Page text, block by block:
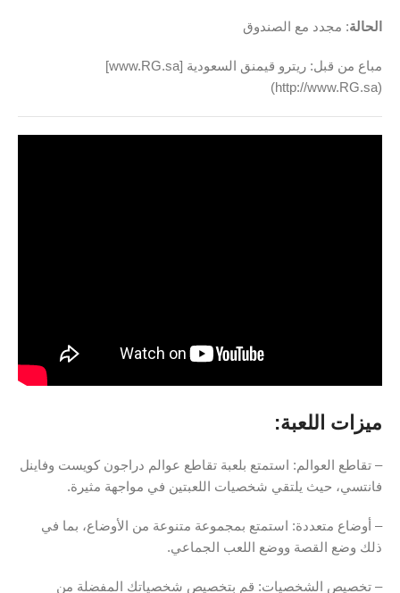
الحالة: مجدد مع الصندوق
مباع من قبل: ريترو قيمنق السعودية [www.RG.sa]
(http://www.RG.sa)
ميزات اللعبة:
– تقاطع العوالم: استمتع بلعبة تقاطع عوالم دراجون كويست وفاينل
فانتسي، حيث يلتقي شخصيات اللعبتين في مواجهة مثيرة.
– أوضاع متعددة: استمتع بمجموعة متنوعة من الأوضاع، بما في
ذلك وضع القصة ووضع اللعب الجماعي.
– تخصيص الشخصيات: قم بتخصيص شخصياتك المفضلة من